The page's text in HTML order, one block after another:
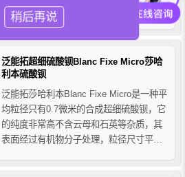
范围极窄, 光泽范围可控，光折射率低，泛
能拓硫酸钡N型具有优异的耐光耐候性和耐
酸碱性，且不溶于水和有机溶剂，其低比
表面积(<5m2/g) 和低耐磨性（摩氏硬度约
为3）使得泛能拓BLANC FIXE...
泛能拓超细硫酸钡Blanc Fixe Micro莎哈
利本硫酸钡
泛能拓莎哈利本Blanc Fixe Micro是一种平
均粒径只有0.7微米的合成超细硫酸钡，它
的纯度非常高不含云母和石英等杂质，其
表面经过有机物分子处理，粒径尺寸平均
稍后再说